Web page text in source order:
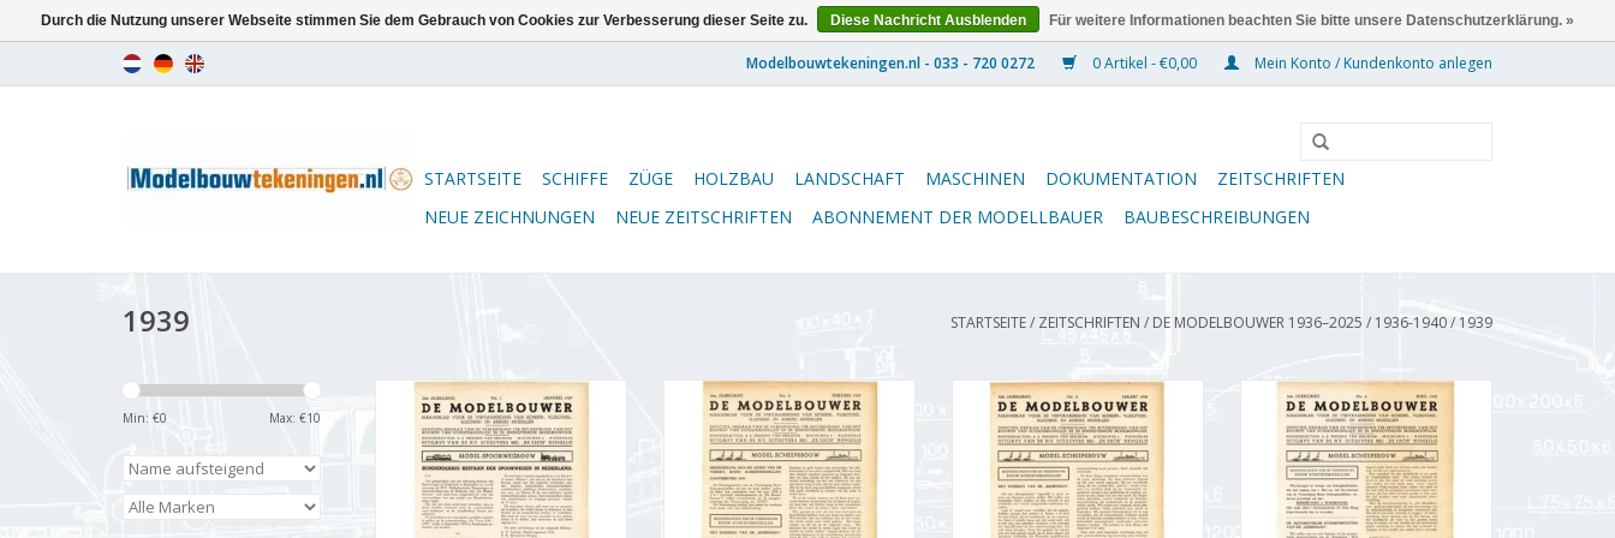
0 Artikel - €0,00 Mein Konto / Kundenkonto anlegen
STARTSEITE SCHIFFE ZÜGE HOLZBAU LANDSCHAFT MASCHINEN DOKUMENTATION
ZEITSCHRIFTEN
NEUE ZEICHNUNGEN
NEUE ZEITSCHRIFTEN ABONNEMENT DER MODELLBAUER BAUBESCHREIBUNGEN
1939 STARTSEITE/ ZEITSCHRIFTEN / DE MODELBOUWER 1936–2025 / 1936-1940/ 1939
Min: €0 Max: €10
De Modelbouwer 95.39.001
Jahrgang "Der Modellbauer"
Ausgabe : 39.001 (PDF)
ZUM WARENKORB HINZUFÜGEN
De Modelbouwer 95.39.002
Jahrgang "De Modelbouwer"
Ausgabe : 39.002 (PDF)
ZUM WARENKORB HINZUFÜGEN
De Modelbouwer 95.39.003
Jahrgang "De Modelbouwer"
Ausgabe : 39.003 (PDF)
ZUM WARENKORB HINZUFÜGEN
De Modelbouwer 95.39.004
Jahrgang "Der Modellbauer"
Ausgabe : 39.004 (PDF)
ZUM WARENKORB HINZUFÜGEN
Durch die Nutzung unserer Webseite stimmen Sie dem Gebrauch von Cookies zur Verbesserung dieser Seite zu. Diese Nachricht Ausblenden Für weitere Informationen beachten Sie bitte unsere Datenschutzerklärung. »